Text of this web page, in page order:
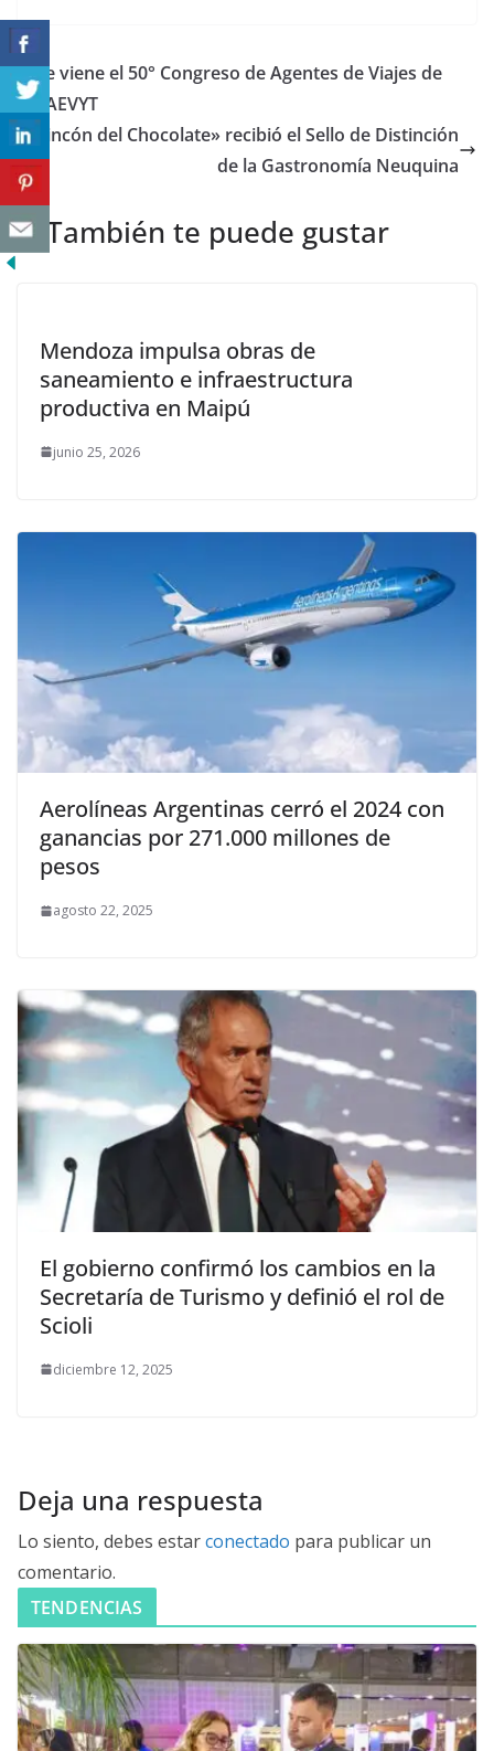
Se viene el 50° Congreso de Agentes de Viajes de
FAEVYT
«Rincón del Chocolate» recibió el Sello de Distinción
de la Gastronomía Neuquina
También te puede gustar
Mendoza impulsa obras de
saneamiento e infraestructura
productiva en Maipú
junio 25, 2026
Aerolíneas Argentinas cerró el 2024 con
ganancias por 271.000 millones de
pesos
agosto 22, 2025
El gobierno confirmó los cambios en la
Secretaría de Turismo y definió el rol de
Scioli
diciembre 12, 2025
Deja una respuesta
Lo siento, debes estarconectado para publicar un
comentario.
TENDENCIAS